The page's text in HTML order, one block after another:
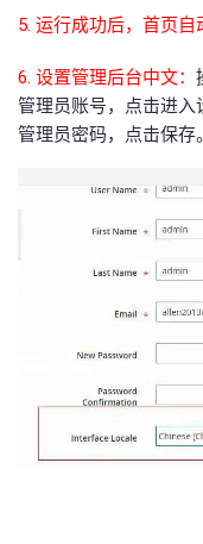
5. 运行成功后，首页自
6. 设置管理后台中文：
管理员账号，点击进入
管理员密码，点击保存